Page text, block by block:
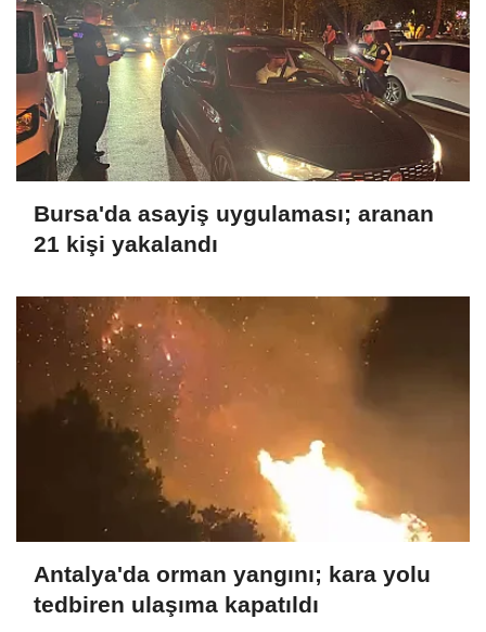
Bursa'da asayiş uygulaması; aranan
21 kişi yakalandı
Antalya'da orman yangını; kara yolu
tedbiren ulaşıma kapatıldı